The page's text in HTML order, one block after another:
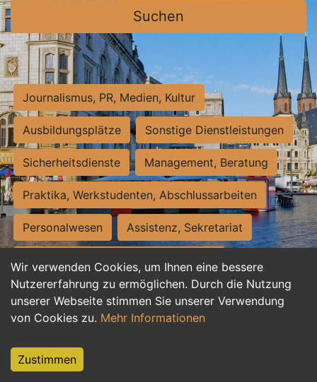
Wir verwenden Cookies, um Ihnen eine bessere
Nutzererfahrung zu ermöglichen. Durch die Nutzung
unserer Webseite stimmen Sie unserer Verwendung
von Cookies zu. Mehr Informationen
Zustimmen
Suchen
Journalismus, PR, Medien, Kultur
Ausbildungsplätze Sonstige Dienstleistungen
Sicherheitsdienste Management, Beratung
Praktika, Werkstudenten, Abschlussarbeiten
Personalwesen Assistenz, Sekretariat
Hilfskräfte, Aushilfs- und Nebenjobs
Einkauf, Logistik, Materialwirtschaft
Weiterbildung, Studium, duale Ausbildung
Tourismus